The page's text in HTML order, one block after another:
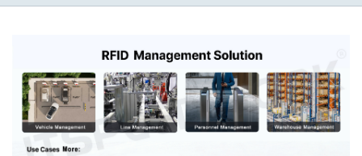
English
Deutsch
Русский